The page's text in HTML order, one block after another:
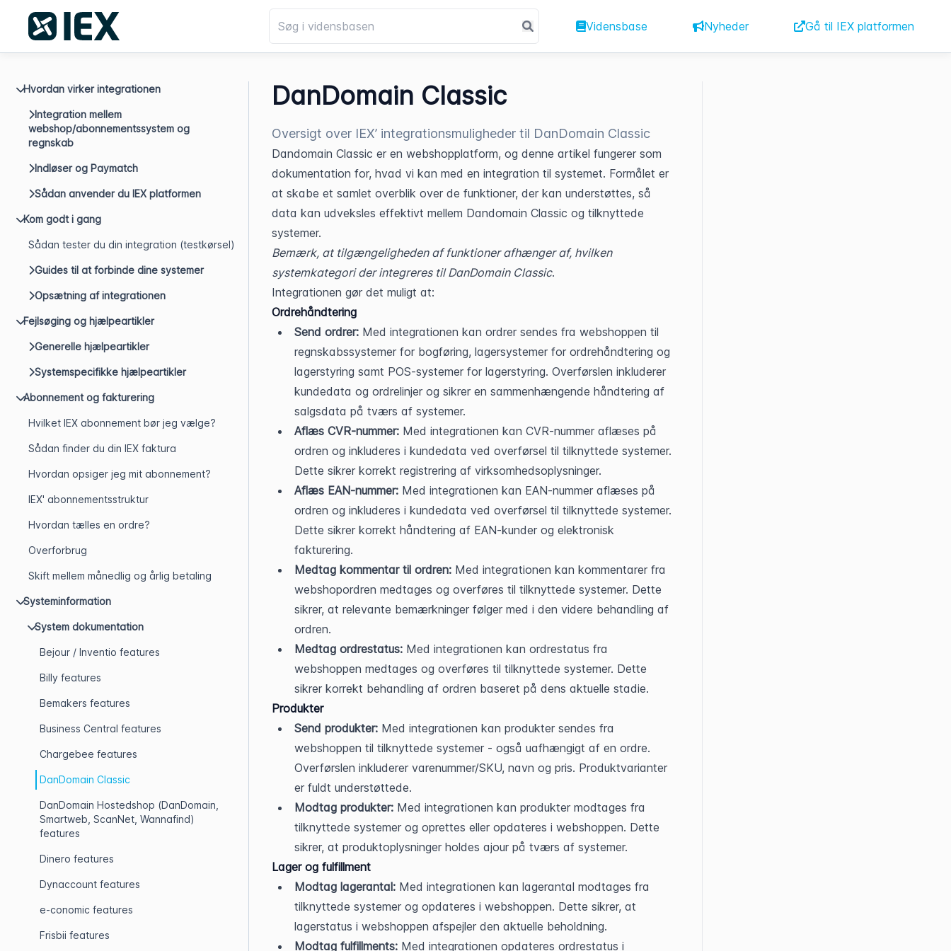
Vidensbase Nyheder Gå til IEX platformen
Hvordan virker integrationen
Integration mellem
webshop/abonnementssystem og
regnskab
Indløser og Paymatch
Sådan anvender du IEX platformen
Kom godt i gang
Sådan tester du din integration (testkørsel)
Guides til at forbinde dine systemer
Opsætning af integrationen
Fejlsøging og hjælpeartikler
Generelle hjælpeartikler
Systemspecifikke hjælpeartikler
Abonnement og fakturering
Hvilket IEX abonnement bør jeg vælge?
Sådan finder du din IEX faktura
Hvordan opsiger jeg mit abonnement?
IEX' abonnementsstruktur
Hvordan tælles en ordre?
Overforbrug
Skift mellem månedlig og årlig betaling
Systeminformation
System dokumentation
Bejour / Inventio features
Billy features
Bemakers features
Business Central features
Chargebee features
DanDomain Classic
DanDomain Hostedshop (DanDomain,
Smartweb, ScanNet, Wannafind)
features
Dinero features
Dynaccount features
e-conomic features
Frisbii features
DanDomain Classic
Oversigt over IEX’ integrationsmuligheder til DanDomain Classic
Dandomain Classic er en webshopplatform, og denne artikel fungerer som
dokumentation for, hvad vi kan med en integration til systemet. Formålet er
at skabe et samlet overblik over de funktioner, der kan understøttes, så
data kan udveksles effektivt mellem Dandomain Classic og tilknyttede
systemer.
Bemærk, at tilgængeligheden af funktioner afhænger af, hvilken
systemkategori der integreres til DanDomain Classic.
Integrationen gør det muligt at:
Ordrehåndtering
Send ordrer: Med integrationen kan ordrer sendes fra webshoppen til
regnskabssystemer for bogføring, lagersystemer for ordrehåndtering og
lagerstyring samt POS-systemer for lagerstyring. Overførslen inkluderer
kundedata og ordrelinjer og sikrer en sammenhængende håndtering af
salgsdata på tværs af systemer.
Aflæs CVR-nummer: Med integrationen kan CVR-nummer aflæses på
ordren og inkluderes i kundedata ved overførsel til tilknyttede systemer.
Dette sikrer korrekt registrering af virksomhedsoplysninger.
Aflæs EAN-nummer: Med integrationen kan EAN-nummer aflæses på
ordren og inkluderes i kundedata ved overførsel til tilknyttede systemer.
Dette sikrer korrekt håndtering af EAN-kunder og elektronisk
fakturering.
Medtag kommentar til ordren: Med integrationen kan kommentarer fra
webshopordren medtages og overføres til tilknyttede systemer. Dette
sikrer, at relevante bemærkninger følger med i den videre behandling af
ordren.
Medtag ordrestatus: Med integrationen kan ordrestatus fra
webshoppen medtages og overføres til tilknyttede systemer. Dette
sikrer korrekt behandling af ordren baseret på dens aktuelle stadie.
Produkter
Send produkter: Med integrationen kan produkter sendes fra
webshoppen til tilknyttede systemer - også uafhængigt af en ordre.
Overførslen inkluderer varenummer/SKU, navn og pris. Produktvarianter
er fuldt understøttede.
Modtag produkter: Med integrationen kan produkter modtages fra
tilknyttede systemer og oprettes eller opdateres i webshoppen. Dette
sikrer, at produktoplysninger holdes ajour på tværs af systemer.
Lager og fulfillment
Modtag lagerantal: Med integrationen kan lagerantal modtages fra
tilknyttede systemer og opdateres i webshoppen. Dette sikrer, at
lagerstatus i webshoppen afspejler den aktuelle beholdning.
Modtag fulfillments: Med integrationen opdateres ordrestatus i